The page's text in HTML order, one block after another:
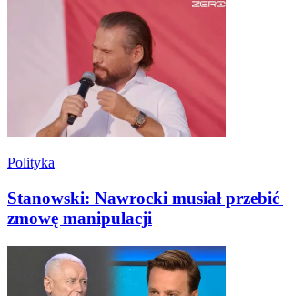
Polityka
Stanowski: Nawrocki musiał przebić
zmowę manipulacji